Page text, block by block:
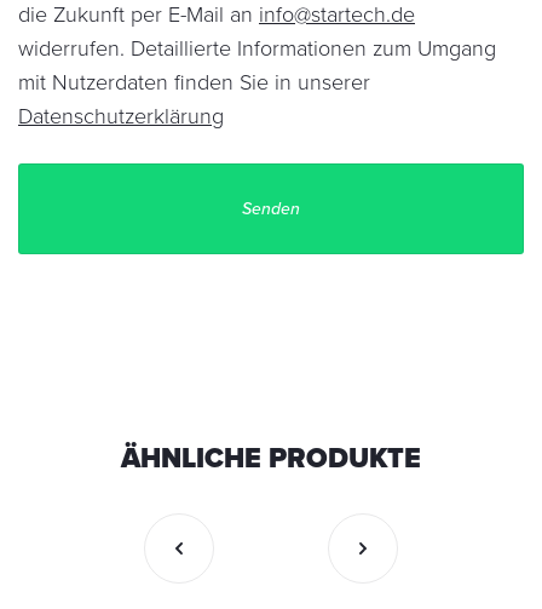
die Zukunft per E-Mail an info@startech.de
widerrufen. Detaillierte Informationen zum Umgang
mit Nutzerdaten finden Sie in unserer
Datenschutzerklärung
ÄHNLICHE PRODUKTE